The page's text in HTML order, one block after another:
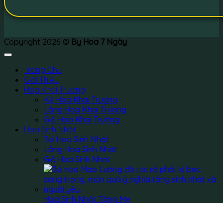
Copyright 2026 © By Hoa 7 Ngày
Trang Chủ
Giới Thiệu
Hoa Khai Trương
Kệ Hoa Khai Trương
Lãng Hoa Khai Trương
Giỏ Hoa Khai Trương
Hoa Sinh Nhật
Bó Hoa Sinh Nhật
Lãng Hoa Sinh Nhật
Giỏ Hoa Sinh Nhật
Hoa Sinh Nhật Tặng Mẹ